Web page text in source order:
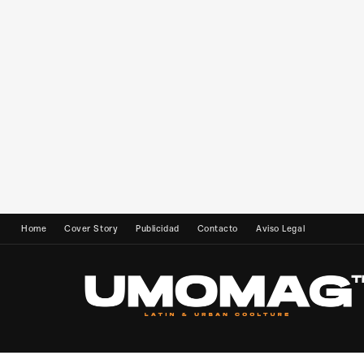
Home Cover Story Publicidad Contacto Aviso Legal